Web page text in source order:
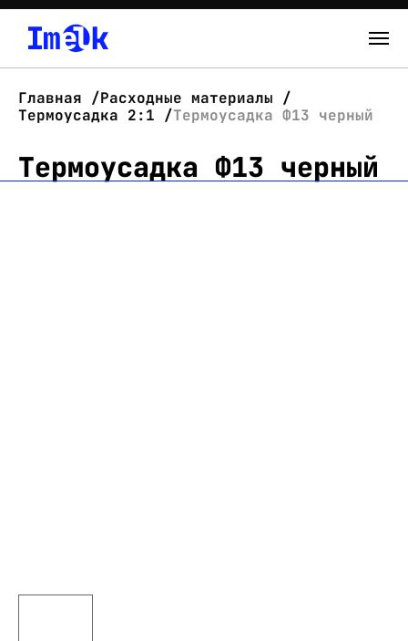
О нас
Новости
Главная
Расходные материалы
Термоусадка 2:1
Термоусадка Ф13 черный
Термоусадка Ф13 черный